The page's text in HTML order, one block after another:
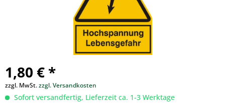
1,80 € *
zzgl. MwSt.zzgl. Versandkosten
Sofort versandfertig, Lieferzeit ca. 1-3 Werktage